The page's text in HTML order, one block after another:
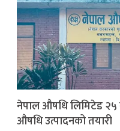
नेपाल औषधि लिमिटेड २५
औषधि उत्पादनको तयारी